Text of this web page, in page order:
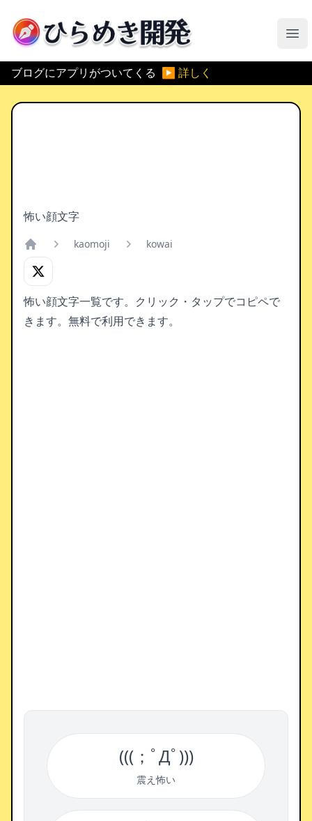
ひらめき開発
メ
ブログにアプリがついてくる ▶ 詳しく
怖い顔文字
Home
kaomoji kowai
怖い顔文字一覧です。クリック・タップでコピペで
きます。無料で利用できます。
(((；ﾟДﾟ)))
震え怖い